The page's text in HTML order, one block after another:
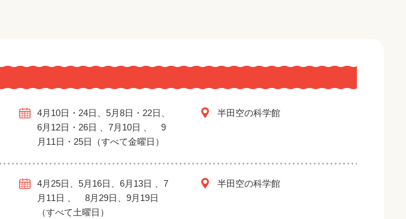
4月10日・24日、5月8日・22日、
6月12日・26日 、7月10日 、 9
月11日・25日（すべて金曜日）
半田空の科学館
4月25日、5月16日、6月13日 、7
月11日 、 8月29日、9月19日
（すべて土曜日）
半田空の科学館